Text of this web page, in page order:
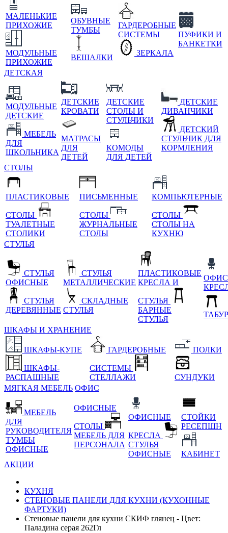
МАЛЕНЬКИЕ
ПРИХОЖИЕ
МОДУЛЬНЫЕ
ПРИХОЖИЕ
ОБУВНЫЕ
ТУМБЫ
ВЕШАЛКИ
ГАРДЕРОБНЫЕ
СИСТЕМЫ
ЗЕРКАЛА
ПУФИКИ И
БАНКЕТКИ
ДЕТСКАЯ
МОДУЛЬНЫЕ
ДЕТСКИЕ
МЕБЕЛЬ
ДЛЯ
ШКОЛЬНИКА
ДЕТСКИЕ
КРОВАТИ
МАТРАСЫ
ДЛЯ
ДЕТЕЙ
ДЕТСКИЕ
СТОЛЫ И
СТУЛЬЧИКИ
КОМОДЫ
ДЛЯ ДЕТЕЙ
ДЕТСКИЕ
ДИВАНЧИКИ
ДЕТСКИЙ
СТУЛЬЧИК ДЛЯ
КОРМЛЕНИЯ
СТОЛЫ
ПЛАСТИКОВЫЕ
СТОЛЫ
ТУАЛЕТНЫЕ
СТОЛИКИ
ПИСЬМЕННЫЕ
СТОЛЫ
ЖУРНАЛЬНЫЕ
СТОЛЫ
КОМПЬЮТЕРНЫЕ
СТОЛЫ
СТОЛЫ НА
КУХНЮ
СТУЛЬЯ
СТУЛЬЯ
ОФИСНЫЕ
СТУЛЬЯ
ДЕРЕВЯННЫЕ
СТУЛЬЯ
МЕТАЛЛИЧЕСКИЕ
СКЛАДНЫЕ
СТУЛЬЯ
ПЛАСТИКОВЫЕ
КРЕСЛА И
СТУЛЬЯ
БАРНЫЕ
СТУЛЬЯ
ШКАФЫ И ХРАНЕНИЕ
ШКАФЫ-КУПЕ
ШКАФЫ-
РАСПАШНЫЕ
ГАРДЕРОБНЫЕ
СИСТЕМЫ
СТЕЛЛАЖИ
ПОЛКИ
СУНДУКИ
МЯГКАЯ МЕБЕЛЬ ОФИС
МЕБЕЛЬ
ДЛЯ
РУКОВОДИТЕЛЯ
ТУМБЫ
ОФИСНЫЕ
ОФИСНЫЕ
СТОЛЫ
МЕБЕЛЬ ДЛЯ
ПЕРСОНАЛА
ОФИСНЫЕ
КРЕСЛА
СТУЛЬЯ
ОФИСНЫЕ
СТОЙКИ
РЕСЕПШН
КАБИНЕТ
АКЦИИ
КУХНЯ
СТЕНОВЫЕ ПАНЕЛИ ДЛЯ КУХНИ (КУХОННЫЕ
ФАРТУКИ)
Стеновые панели для кухни СКИФ глянец - Цвет:
Паладина серая 262Гл